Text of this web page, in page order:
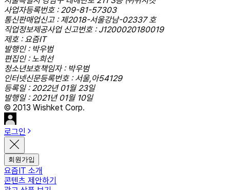
사업자등록번호 : 209-81-57303
통신판매업신고 : 제2018-서울강남-02337 호
직업정보제공사업 신고번호 : J1200020180019
제호 : 요즘IT
발행인 : 박우범
편집인 : 노희선
청소년보호책임자 : 박우범
인터넷신문등록번호 : 서울,아54129
등록일 : 2022년 01월 23일
발행일 : 2021년 01월 10일
© 2013 Wishket Corp.
로그인
회원가입
요즘IT 소개
콘텐츠 제안하기